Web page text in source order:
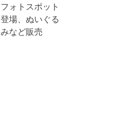
フォトスポット
登場、ぬいぐる
みなど販売